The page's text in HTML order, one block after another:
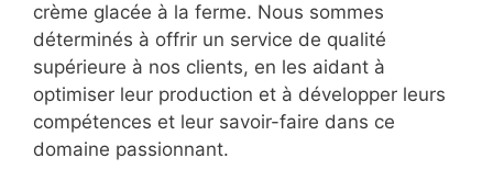
crème glacée à la ferme. Nous sommes
déterminés à offrir un service de qualité
supérieure à nos clients, en les aidant à
optimiser leur production et à développer leurs
compétences et leur savoir-faire dans ce
domaine passionnant.